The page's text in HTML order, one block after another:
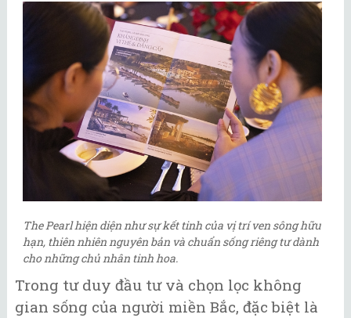
The Pearl hiện diện như sự kết tinh của vị trí ven sông hữu
hạn, thiên nhiên nguyên bản và chuẩn sống riêng tư dành
cho những chủ nhân tinh hoa.
Trong tư duy đầu tư và chọn lọc không
gian sống của người miền Bắc, đặc biệt là